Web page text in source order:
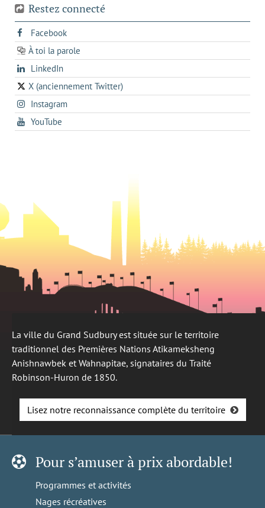
Restez connecté
Facebooks'ouvre
dans
un
onglet
À toi la parole
opens
in
a
new
tab
LinkedInopens
in
a
new
X (anciennement Twitter)
s'ouvre
dans
un
nouvel
Instagrams'ouvre
dans
un
YouTube
dans
La ville du Grand Sudbury est située sur le territoire
traditionnel des Premières Nations Atikameksheng
Anishnawbek et Wahnapitae, signataires du Traité
Robinson-Huron de 1850.
Lisez notre reconnaissance complète du territoire
Pour s’amuser à prix abordable!
Programmes et activités
Nages récréatives